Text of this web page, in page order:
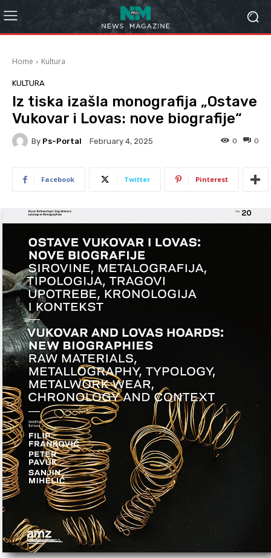
Home Kultura
KULTURA
Iz tiska izašla monografija „Ostave
Vukovar i Lovas: nove biografije“
By Ps-Portal February 4, 2025 0
0
Facebook Twitter Pinterest